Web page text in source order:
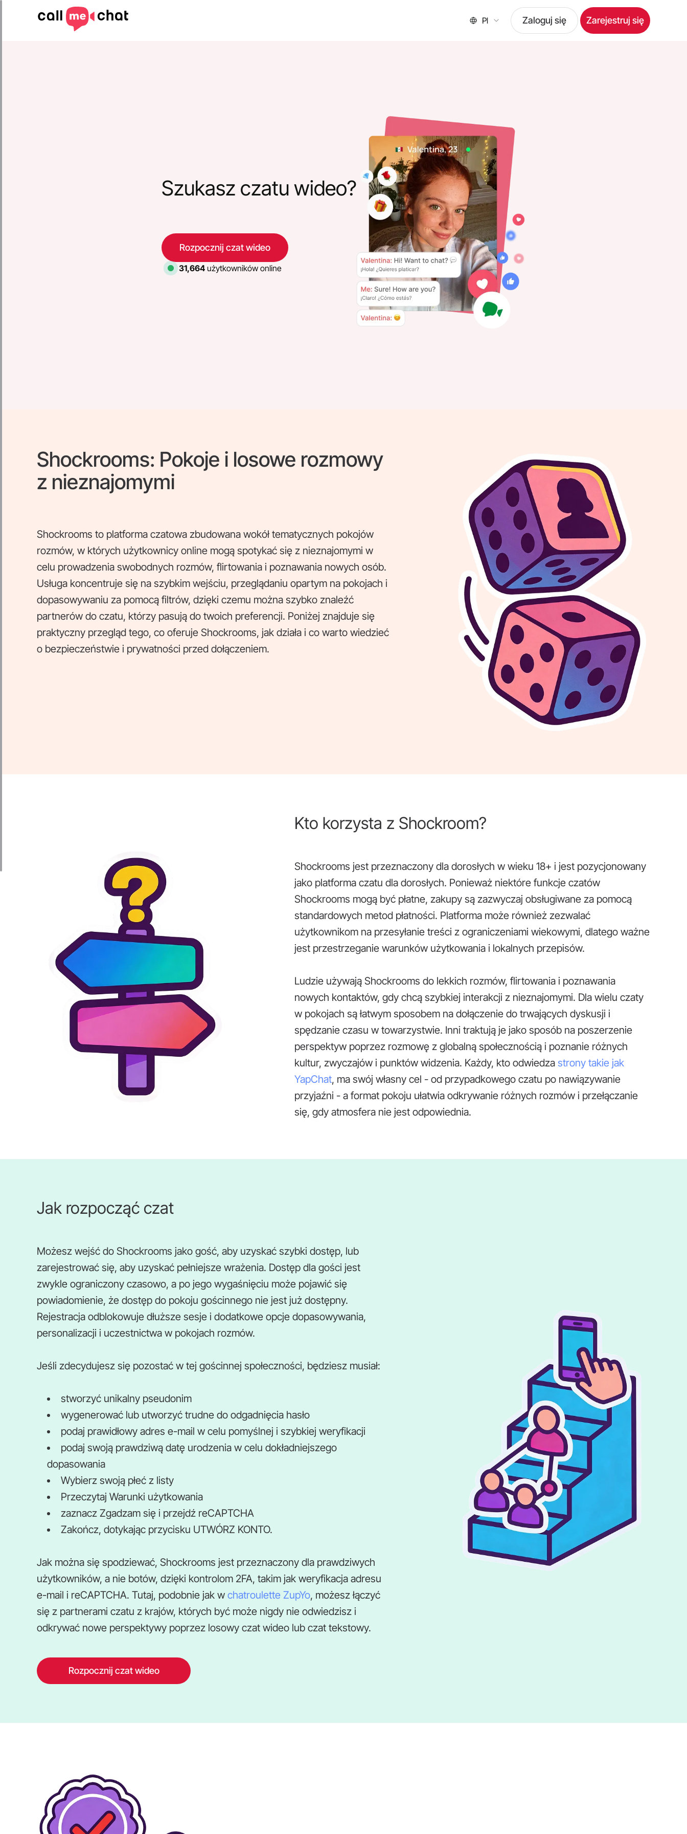
Pl Zaloguj się Zarejestruj się
Szukasz czatu wideo?
Rozpocznij czat wideo
31,664 użytkowników online
Shockrooms: Pokoje i losowe rozmowy
z nieznajomymi
Shockrooms to platforma czatowa zbudowana wokół tematycznych pokojów
rozmów, w których użytkownicy online mogą spotykać się z nieznajomymi w
celu prowadzenia swobodnych rozmów, flirtowania i poznawania nowych osób.
Usługa koncentruje się na szybkim wejściu, przeglądaniu opartym na pokojach i
dopasowywaniu za pomocą filtrów, dzięki czemu można szybko znaleźć
partnerów do czatu, którzy pasują do twoich preferencji. Poniżej znajduje się
praktyczny przegląd tego, co oferuje Shockrooms, jak działa i co warto wiedzieć
o bezpieczeństwie i prywatności przed dołączeniem.
Kto korzysta z Shockroom?
Shockrooms jest przeznaczony dla dorosłych w wieku 18+ i jest pozycjonowany
jako platforma czatu dla dorosłych. Ponieważ niektóre funkcje czatów
Shockrooms mogą być płatne, zakupy są zazwyczaj obsługiwane za pomocą
standardowych metod płatności. Platforma może również zezwalać
użytkownikom na przesyłanie treści z ograniczeniami wiekowymi, dlatego ważne
jest przestrzeganie warunków użytkowania i lokalnych przepisów.
Ludzie używają Shockrooms do lekkich rozmów, flirtowania i poznawania
nowych kontaktów, gdy chcą szybkiej interakcji z nieznajomymi. Dla wielu czaty
w pokojach są łatwym sposobem na dołączenie do trwających dyskusji i
spędzanie czasu w towarzystwie. Inni traktują je jako sposób na poszerzenie
perspektyw poprzez rozmowę z globalną społecznością i poznanie różnych
kultur, zwyczajów i punktów widzenia. Każdy, kto odwiedza strony takie jak
YapChat, ma swój własny cel - od przypadkowego czatu po nawiązywanie
przyjaźni - a format pokoju ułatwia odkrywanie różnych rozmów i przełączanie
się, gdy atmosfera nie jest odpowiednia.
Jak rozpocząć czat
Możesz wejść do Shockrooms jako gość, aby uzyskać szybki dostęp, lub
zarejestrować się, aby uzyskać pełniejsze wrażenia. Dostęp dla gości jest
zwykle ograniczony czasowo, a po jego wygaśnięciu może pojawić się
powiadomienie, że dostęp do pokoju gościnnego nie jest już dostępny.
Rejestracja odblokowuje dłuższe sesje i dodatkowe opcje dopasowywania,
personalizacji i uczestnictwa w pokojach rozmów.
Jeśli zdecydujesz się pozostać w tej gościnnej społeczności, będziesz musiał:
stworzyć unikalny pseudonim
wygenerować lub utworzyć trudne do odgadnięcia hasło
podaj prawidłowy adres e-mail w celu pomyślnej i szybkiej weryfikacji
podaj swoją prawdziwą datę urodzenia w celu dokładniejszego
dopasowania
Wybierz swoją płeć z listy
Przeczytaj Warunki użytkowania
zaznacz Zgadzam się i przejdź reCAPTCHA
Zakończ, dotykając przycisku UTWÓRZ KONTO.
Jak można się spodziewać, Shockrooms jest przeznaczony dla prawdziwych
użytkowników, a nie botów, dzięki kontrolom 2FA, takim jak weryfikacja adresu
e-mail i reCAPTCHA. Tutaj, podobnie jak w chatroulette ZupYo, możesz łączyć
się z partnerami czatu z krajów, których być może nigdy nie odwiedzisz i
odkrywać nowe perspektywy poprzez losowy czat wideo lub czat tekstowy.
Rozpocznij czat wideo